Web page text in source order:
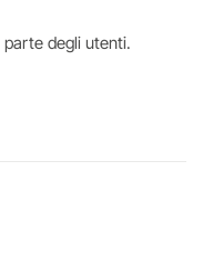
degli utenti.